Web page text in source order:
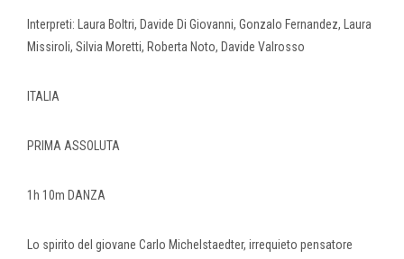
Interpreti: Laura Boltri, Davide Di Giovanni, Gonzalo Fernandez, Laura
Missiroli, Silvia Moretti, Roberta Noto, Davide Valrosso
ITALIA
PRIMA ASSOLUTA
1h 10m DANZA
Lo spirito del giovane Carlo Michelstaedter, irrequieto pensatore